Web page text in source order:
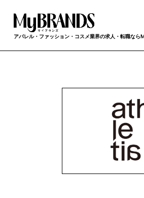
アパレル・ファッション・コスメ業界の求人・転職なら